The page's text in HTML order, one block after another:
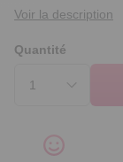
Voir la description
Quantité